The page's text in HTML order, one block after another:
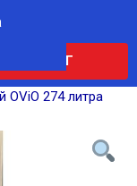
КАТАЛОГ
OViO 274 литра